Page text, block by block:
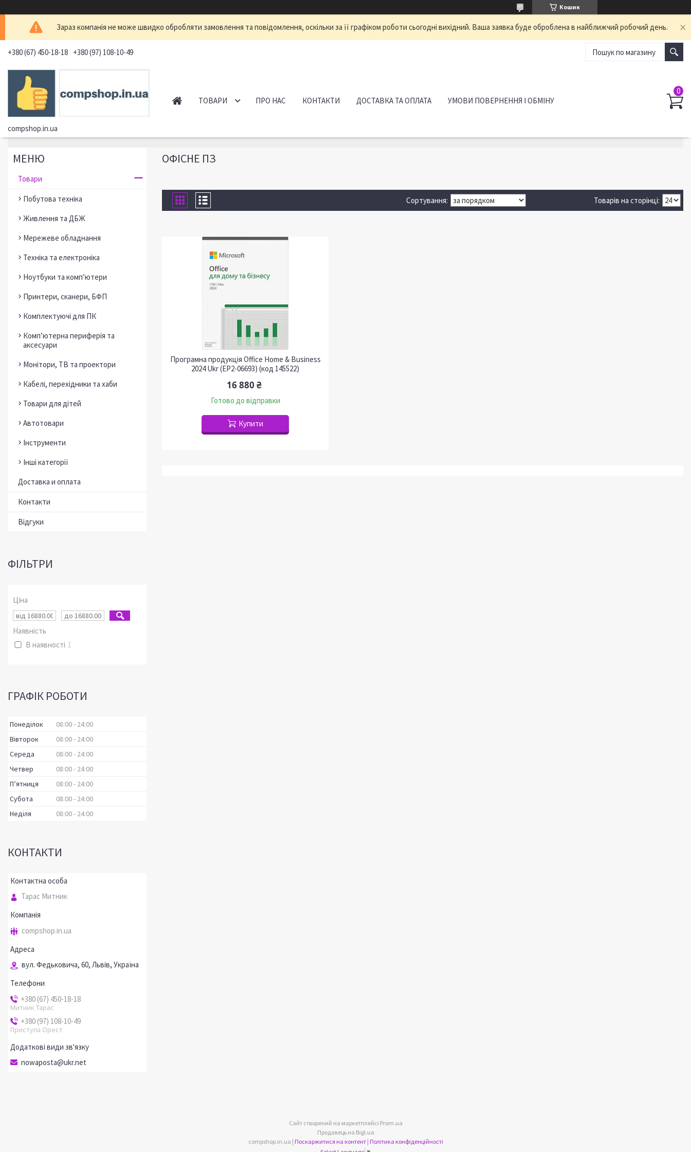
Кошик
Зараз компанія не може швидко обробляти замовлення та повідомлення, оскільки за її графіком роботи сьогодні вихідний. Ваша заявка буде оброблена в найближчий робочий день.
+380 (67) 450-18-18 +380 (97) 108-10-49
compshop.in.ua
ТОВАРИ ПРО НАС КОНТАКТИ ДОСТАВКА ТА ОПЛАТА УМОВИ ПОВЕРНЕННЯ І ОБМІНУ
ОФІСНЕ ПЗ
Програмна продукція Office Home & Business
2024 Ukr (EP2-06693) (код 145522)
16 880 ₴
Готово до відправки
Купити
Товари
Побутова техніка
Живлення та ДБЖ
Мережеве обладнання
Техніка та електроніка
Ноутбуки та комп’ютери
Принтери, сканери, БФП
Комплектуючі для ПК
Комп’ютерна периферія та
аксесуари
Монітори, ТВ та проектори
Кабелі, перехідники та хаби
Товари для дітей
Автотовари
Інструменти
Інші категорії
Доставка и оплата
Контакти
Відгуки
ФІЛЬТРИ
Ціна
Наявність
В наявності 1
ГРАФІК РОБОТИ
Понеділок 08:00
24:00
Вівторок
08:00
24:00
Середа
08:00
24:00
Четвер
08:00
24:00
Пʼятниця
08:00
24:00
Субота
08:00
24:00
Неділя
08:00 24:00
КОНТАКТИ
Тарас Митник
compshop.in.ua
вул. Федьковича, 60, Львів, Україна
+380 (67) 450-18-18
Митник Тарас
+380 (97) 108-10-49
Приступа Орест
nowaposta@ukr.net
Сайт створений на маркетплейсі Prom.ua
Продавець на Bigl.ua
compshop.in.ua | Поскаржитися на контент | Політика конфіденційності